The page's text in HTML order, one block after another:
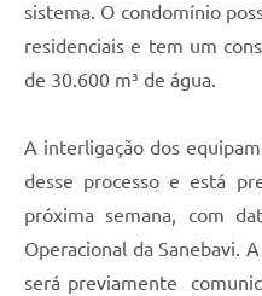
sistema. O condomínio
residenciais e tem um
de 30.600 m³ de água.
A interligação dos
desse processo e está
próxima semana, com
Operacional da Sanebavi.
será previamente